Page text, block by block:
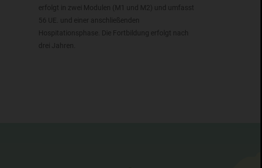
erfolgt in zwei Modulen (M1 und M2) und umfasst
56 UE. und einer anschließenden
Hospitationsphase. Die Fortbildung erfolgt nach
drei Jahren.